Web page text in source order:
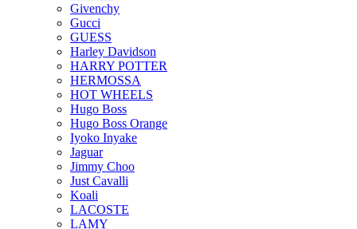
Givenchy
Gucci
GUESS
Harley Davidson
HARRY POTTER
HERMOSSA
HOT WHEELS
Hugo Boss
Hugo Boss Orange
Iyoko Inyake
Jaguar
Jimmy Choo
Just Cavalli
Koali
LACOSTE
LAMY